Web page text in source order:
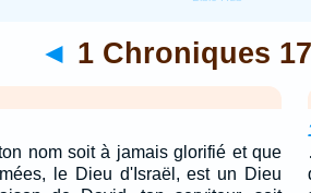
◄ 1 Chroniques
nom soit à jamais glorifié et que
le Dieu d'Israël, est un Dieu